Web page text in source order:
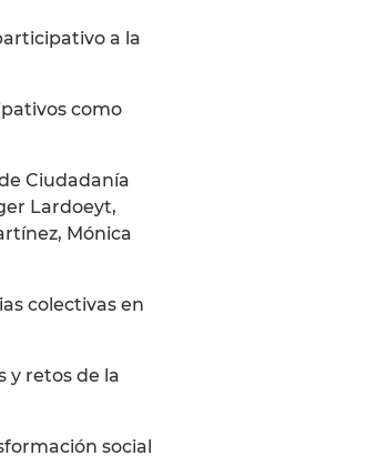
a la
como
Ciudadanía
Lardoeyt,
Mónica
colectivas en
y retos de la
social